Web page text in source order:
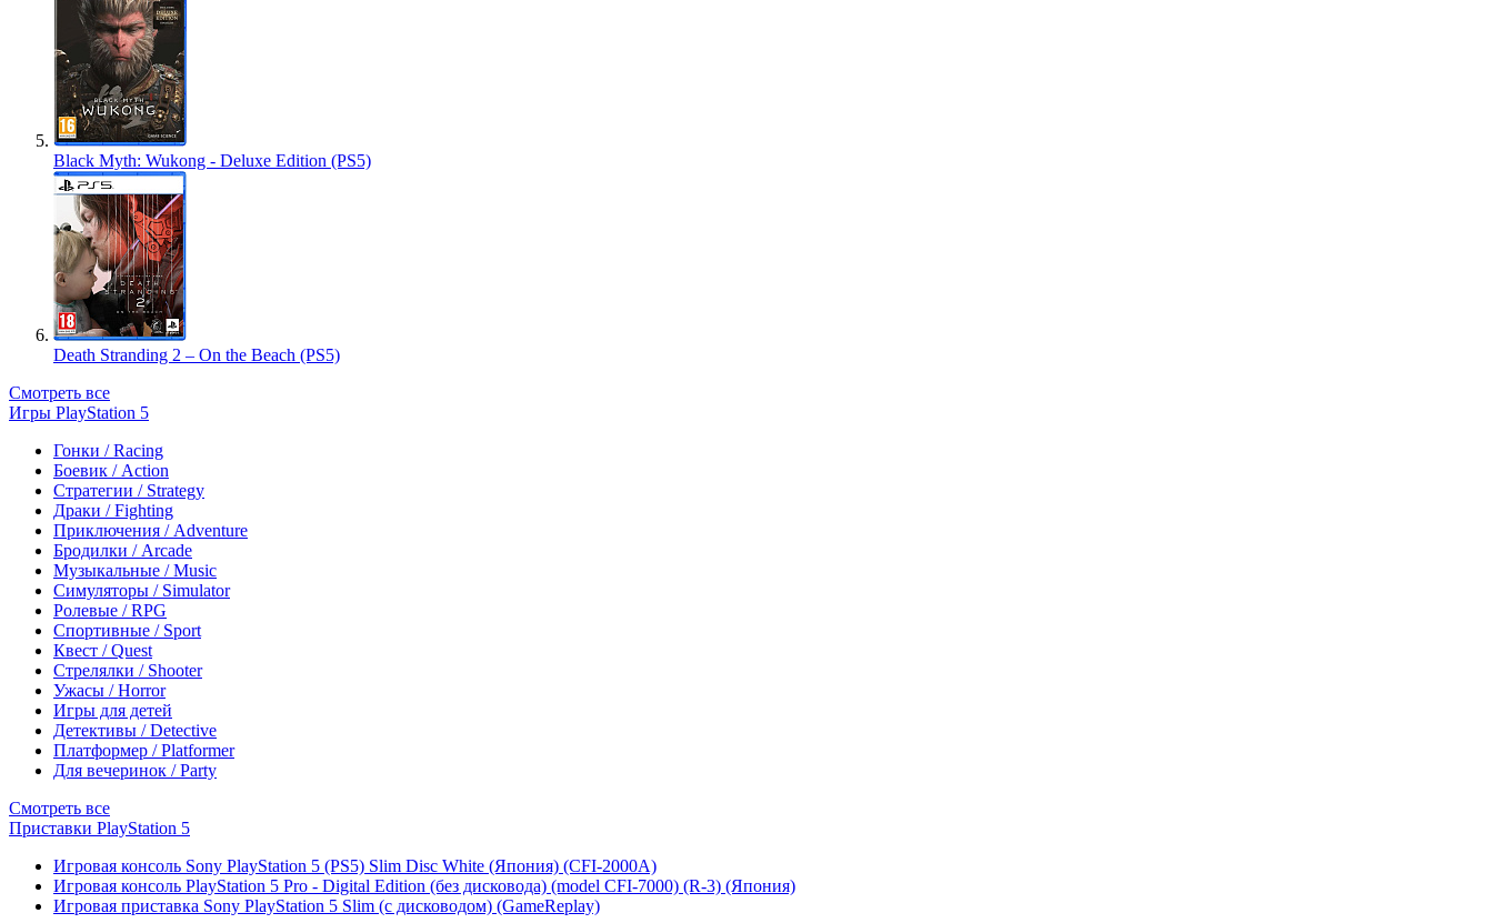
Black Myth: Wukong - Deluxe Edition (PS5)
Death Stranding 2 – On the Beach (PS5)
Смотреть все
Игры PlayStation 5
Гонки / Racing
Боевик / Action
Стратегии / Strategy
Драки / Fighting
Приключения / Adventure
Бродилки / Arcade
Музыкальные / Music
Симуляторы / Simulator
Ролевые / RPG
Спортивные / Sport
Квест / Quest
Стрелялки / Shooter
Ужасы / Horror
Игры для детей
Детективы / Detective
Платформер / Platformer
Для вечеринок / Party
Смотреть все
Приставки PlayStation 5
Игровая консоль Sony PlayStation 5 (PS5) Slim Disc White (Япония) (CFI-2000A)
Игровая консоль PlayStation 5 Pro - Digital Edition (без дисковода) (model CFI-7000) (R-3) (Япония)
Игровая приставка Sony PlayStation 5 Slim (с дисководом) (GameReplay)